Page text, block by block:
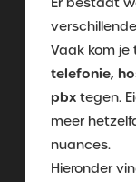
Vaak kom je
telefonie,
pbx tegen.
meer
nuances.
Hieronder